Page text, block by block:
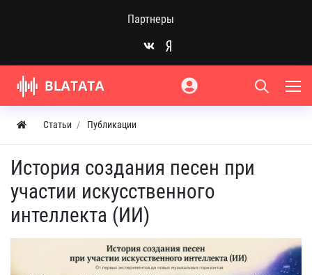
Партнеры
Статьи Публикации
История создания песен при
участии искусственного
интеллекта (ИИ)